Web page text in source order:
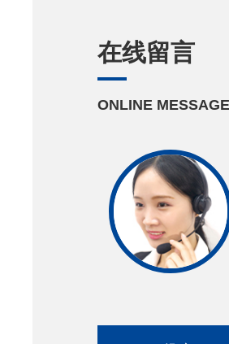
在线留言
ONLINE MESSAGE